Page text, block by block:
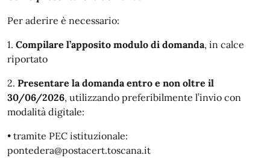
Per aderire è necessario:
1. Compilare l’apposito modulo di domanda, in calce
riportato
2. Presentare la domanda entro e non oltre il
30/06/2026, utilizzando preferibilmente l’invio con
modalità digitale:
• tramite PEC istituzionale:
pontedera@postacert.toscana.it